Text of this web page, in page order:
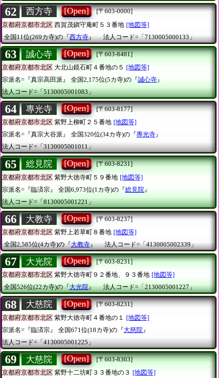
62 西方寺 [Open]
[〒603-0000]
京都府京都市北区 西賀茂鎭守庵町５３番地 [地図等]
全国11位(269カ寺)の『西方寺』 法人コード=「7130005000133」
63 誠心寺 [Open]
[〒603-8481]
京都府京都市北区 大北山鏡石町４番地の５ [地図等]
宗派名=『真宗高田派』
全国2,175位(5カ寺)の『誠心寺』
法人コード=「5130005001083」
64 專光寺 [Open]
[〒603-8177]
京都府京都市北区 紫野上柳町２５番地 [地図等]
宗派名=『真宗大谷派』
全国320位(34カ寺)の『專光寺』
法人コード=「3130005001011」
65 総見院 [Open]
[〒603-8231]
京都府京都市北区 紫野大徳寺町５９番地 [地図等]
宗派名=『臨済宗』
全国6,973位(1カ寺)の『総見院 』
法人コード=「8130005001221」
66 大教寺 [Open]
[〒603-8237]
京都府京都市北区 紫野上若草町８番地 [地図等]
全国2,585位(4カ寺)の『大教寺』 法人コード=「4130005002339」
67 大光院 [Open]
[〒603-8231]
京都府京都市北区 紫野大徳寺町９２番地、９３番地 [地図等]
全国526位(22カ寺)の『大光院』 法人コード=「2130005001227」
68 大慈院 [Open]
[〒603-8231]
京都府京都市北区 紫野大徳寺町４番地の１
[地図等]
宗派名=『臨済宗』
全国671位(18カ寺)の『大慈院 』
法人コード=「4130005001225」
69 大慈院 [Open]
[〒603-8303]
京都府京都市北区 紫野十二坊町３３番地の３ [地図等]